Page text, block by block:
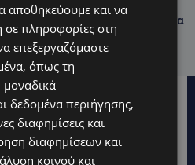
ο δρόμος, αλλά άρχισαν τα
– «Έγινε σωστά ο
αποθηκεύουμε και να
πληροφορίες στη
επεξεργαζόμαστε
όπως τη
μοναδικά
δεδομένα περιήγησης,
διαφημίσεις και
διαφημίσεων και
κοινού και